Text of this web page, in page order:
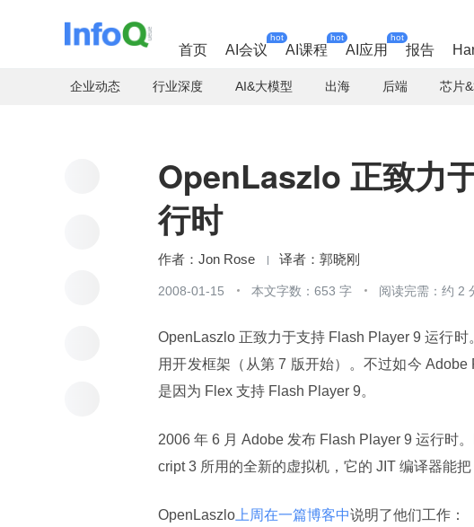
首页 AI会议
hot
AI课程
hot
AI应用
hot
报告
企业动态 行业深度 AI&大模型 出海 后端 芯片
OpenLaszlo 正致力
行时
Jon Rose 郭晓刚
2008-01-15 本文字数：653 字 阅读完需：约 2
OpenLaszlo 正致力于支持 Flash Player 9 运行
用开发框架（从第 7 版开始）。不过如今
是因为 Flex 支持 Flash Player 9。
2006 年 6 月 Adobe 发布 Flash Player 9 运行时
cript 3 所用的全新的虚拟机，它的 JIT 编译器能
OpenLaszlo 上周在一篇博客中说明了他们工作：